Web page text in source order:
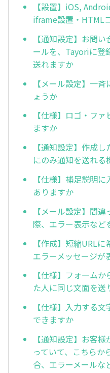
【設置】iOS,
iframe設置・HTML
【通知設定】お問
ールを、Tayoriに登
送れますか
【メール設定】一
ょうか
【仕様】ロゴ・フ
ますか
【通知設定】作成
にのみ通知を送れる
【仕様】補足説明
ありますか
【メール設定】間
際、エラー表示など
【作成】短縮URL
エラーメッセージが
【仕様】フォーム
た人に同じ文面を送
【仕様】入力する
できますか
【通知設定】お客
っていて、こちらか
合、エラーメールな